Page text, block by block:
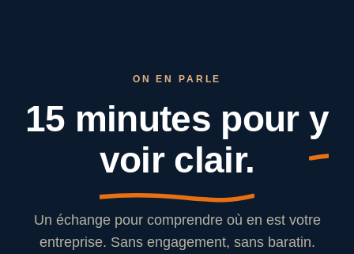
ON EN PARLE
15 minutes pour y
voir clair.
Un échange pour comprendre où en est votre
entreprise. Sans engagement, sans baratin.